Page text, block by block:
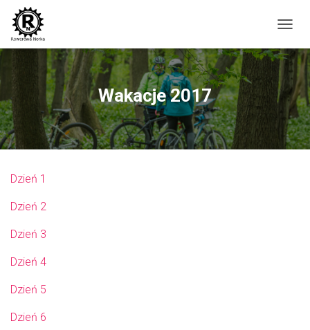
R
Z
Ą
Z
N
Wakacje 2017
Dzień 1
Dzień 2
Dzień 3
Dzień 4
Dzień 5
Dzień 6